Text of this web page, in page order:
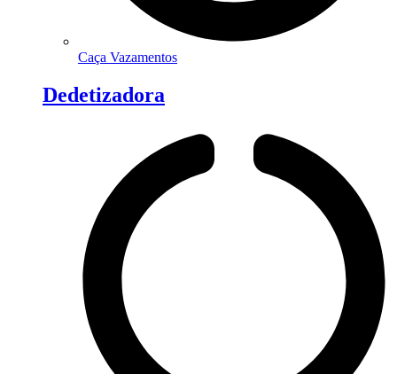
Caça Vazamentos
Dedetizadora